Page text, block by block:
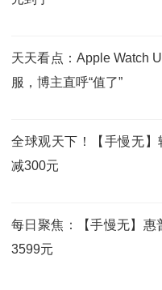
天天看点：Apple Watch
服，博主直呼“值了”
全球观天下！【手慢无
减300元
每日聚焦：【手慢无】惠
3599元